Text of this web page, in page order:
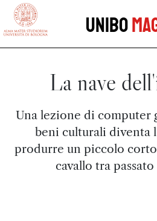
vai al contenuto della pagina
Unibo
La nave
Una lezione di computer
beni culturali diventa
produrre un piccolo
cavallo tra